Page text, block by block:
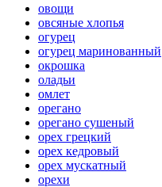
овощи
овсяные хлопья
огурец
огурец маринованный
окрошка
оладьи
омлет
орегано
орегано сушеный
орех грецкий
орех кедровый
орех мускатный
орехи